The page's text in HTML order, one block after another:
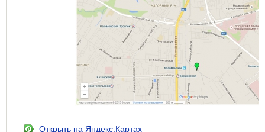
Открыть на Яндекс.Картах